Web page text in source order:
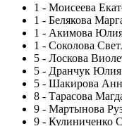
1 - Моисеева
1 - Белякова
1 - Акимова
1 - Соколова
5 - Лоскова
5 - Дранчук
5 - Шакирова
8 - Тарасова
9 - Мартынова
9 - Кулиниченко